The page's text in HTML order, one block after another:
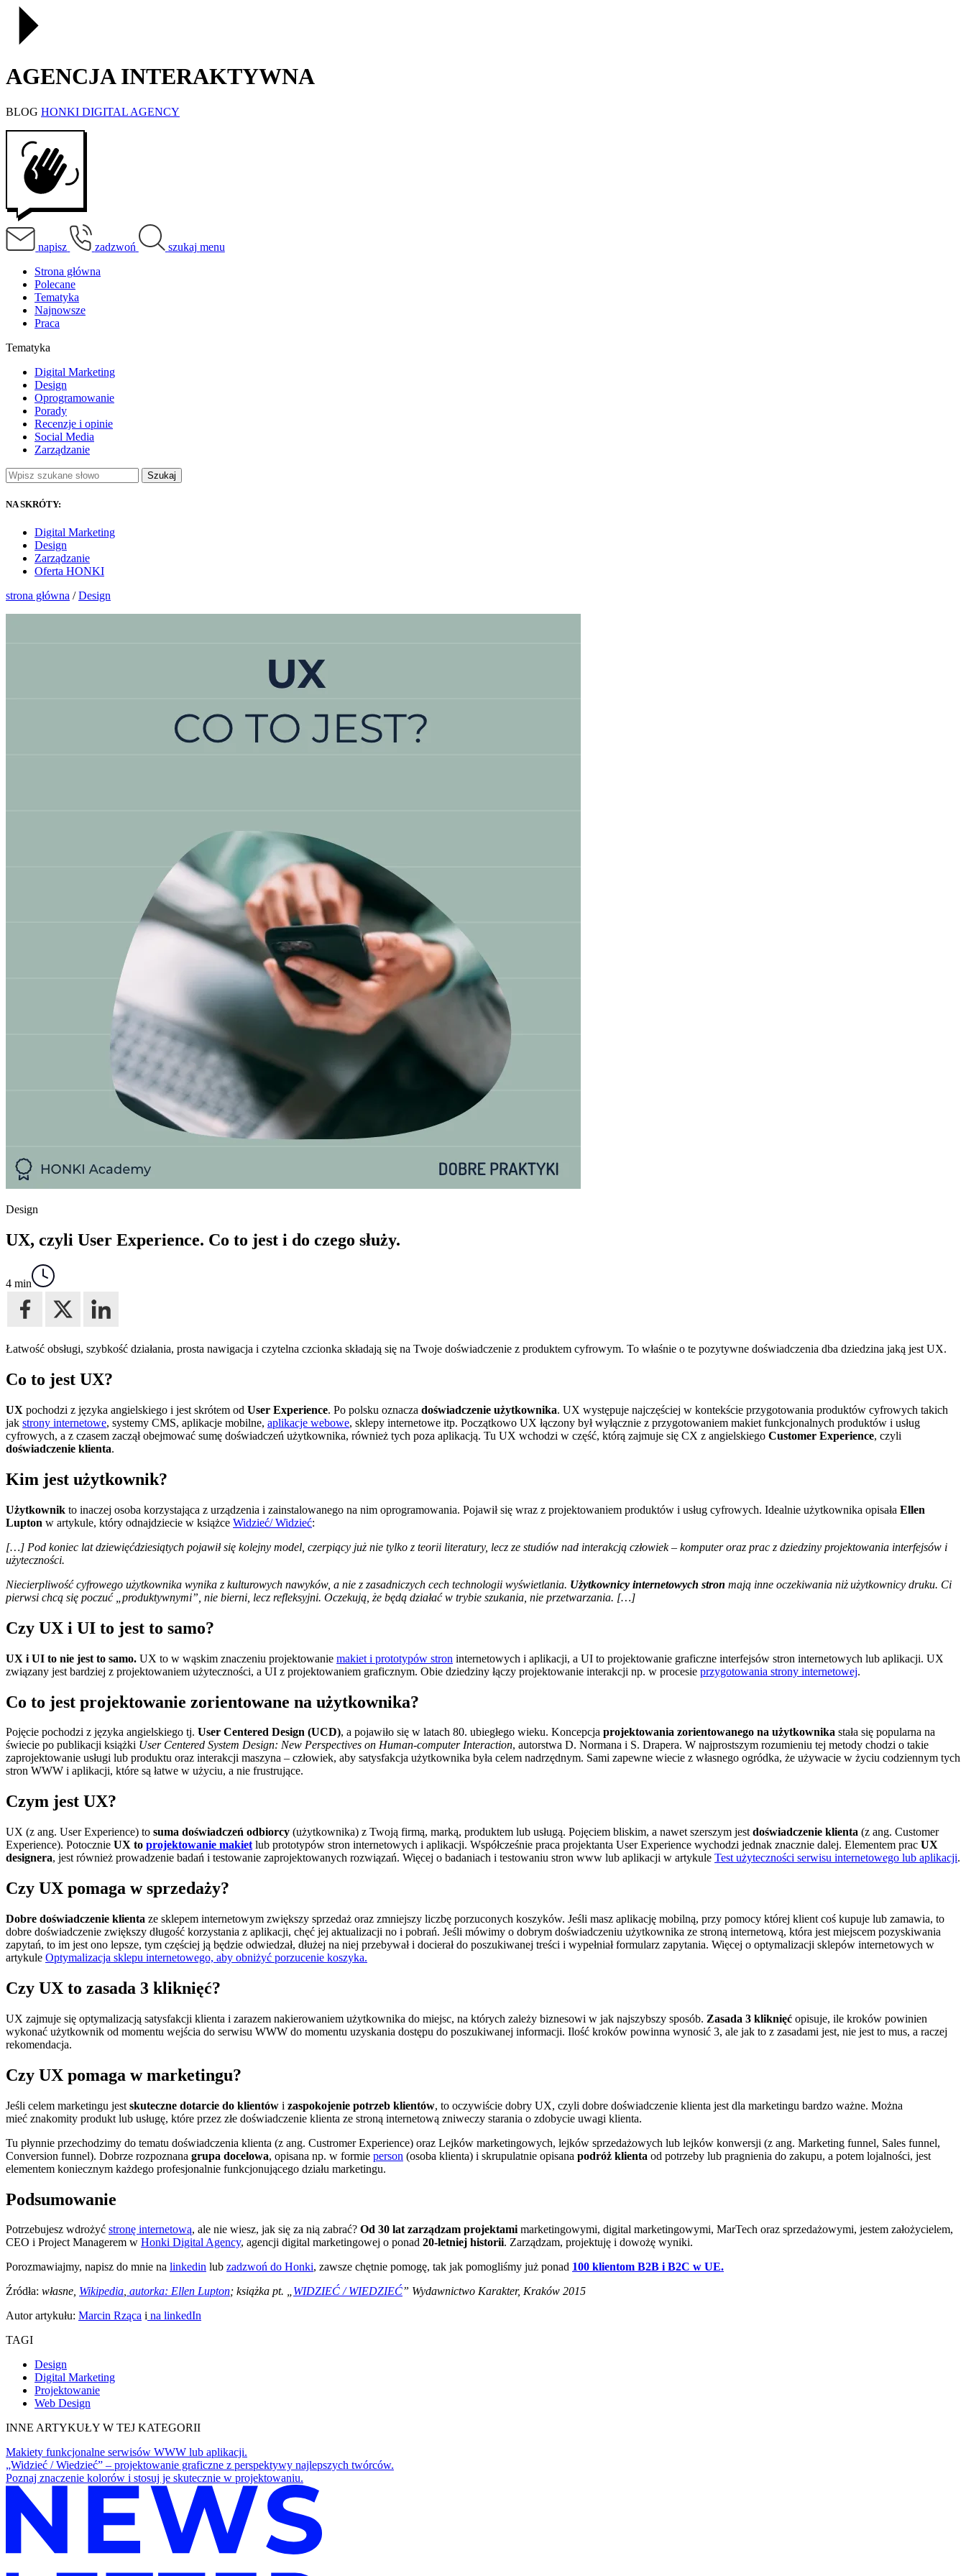
AGENCJA INTERAKTYWNA
BLOG HONKI DIGITAL AGENCY
napisz zadzwoń szukaj menu
Strona główna
Polecane
Tematyka
Najnowsze
Praca
Tematyka
Digital Marketing
Design
Oprogramowanie
Porady
Recenzje i opinie
Social Media
Zarządzanie
Szukaj
NA SKRÓTY:
Digital Marketing
Design
Zarządzanie
Oferta HONKI
strona główna /Design
Design
UX, czyli User Experience. Co to jest i do czego służy.
4 min
Łatwość obsługi, szybkość działania, prosta nawigacja i czytelna czcionka składają się na Twoje doświadczenie z produktem cyfrowym. To właśnie o te pozytywne doświadczenia dba dziedzina jaką jest UX.
Co to jest UX?
UX pochodzi z języka angielskiego i jest skrótem od User Experience. Po polsku oznacza doświadczenie użytkownika. UX występuje najczęściej w kontekście przygotowania produktów cyfrowych takich
jak strony internetowe, systemy CMS, aplikacje mobilne, aplikacje webowe, sklepy internetowe itp. Początkowo UX łączony był wyłącznie z przygotowaniem makiet funkcjonalnych produktów i usług
cyfrowych, a z czasem zaczął obejmować sumę doświadczeń użytkownika, również tych poza aplikacją. Tu UX wchodzi w część, którą zajmuje się CX z angielskiego Customer Experience, czyli
doświadczenie klienta.
Kim jest użytkownik?
Użytkownik to inaczej osoba korzystająca z urządzenia i zainstalowanego na nim oprogramowania. Pojawił się wraz z projektowaniem produktów i usług cyfrowych. Idealnie użytkownika opisała Ellen
Lupton w artykule, który odnajdziecie w książce Widzieć/ Widzieć:
[…] Pod koniec lat dziewięćdziesiątych pojawił się kolejny model, czerpiący już nie tylko z teorii literatury, lecz ze studiów nad interakcją człowiek – komputer oraz prac z dziedziny projektowania interfejsów i
użyteczności.
Niecierpliwość cyfrowego użytkownika wynika z kulturowych nawyków, a nie z zasadniczych cech technologii wyświetlania. Użytkownicy internetowych stron mają inne oczekiwania niż użytkownicy druku. Ci
pierwsi chcą się poczuć „produktywnymi”, nie bierni, lecz refleksyjni. Oczekują, że będą działać w trybie szukania, nie przetwarzania. […]
Czy UX i UI to jest to samo?
UX i UI to nie jest to samo. UX to w wąskim znaczeniu projektowanie makiet i prototypów stron internetowych i aplikacji, a UI to projektowanie graficzne interfejsów stron internetowych lub aplikacji. UX
związany jest bardziej z projektowaniem użyteczności, a UI z projektowaniem graficznym. Obie dziedziny łączy projektowanie interakcji np. w procesie przygotowania strony internetowej.
Co to jest projektowanie zorientowane na użytkownika?
Pojęcie pochodzi z języka angielskiego tj. User Centered Design (UCD), a pojawiło się w latach 80. ubiegłego wieku. Koncepcja projektowania zorientowanego na użytkownika stała się popularna na
świecie po publikacji książki User Centered System Design: New Perspectives on Human-computer Interaction, autorstwa D. Normana i S. Drapera. W najprostszym rozumieniu tej metody chodzi o takie
zaprojektowanie usługi lub produktu oraz interakcji maszyna – człowiek, aby satysfakcja użytkownika była celem nadrzędnym. Sami zapewne wiecie z własnego ogródka, że używacie w życiu codziennym tych
stron WWW i aplikacji, które są łatwe w użyciu, a nie frustrujące.
Czym jest UX?
UX (z ang. User Experience) to suma doświadczeń odbiorcy (użytkownika) z Twoją firmą, marką, produktem lub usługą. Pojęciem bliskim, a nawet szerszym jest doświadczenie klienta (z ang. Customer
Experience). Potocznie UX to projektowanie makiet lub prototypów stron internetowych i aplikacji. Współcześnie praca projektanta User Experience wychodzi jednak znacznie dalej. Elementem prac UX
designera, jest również prowadzenie badań i testowanie zaprojektowanych rozwiązań. Więcej o badaniach i testowaniu stron www lub aplikacji w artykule Test użyteczności serwisu internetowego lub aplikacji.
Czy UX pomaga w sprzedaży?
Dobre doświadczenie klienta ze sklepem internetowym zwiększy sprzedaż oraz zmniejszy liczbę porzuconych koszyków. Jeśli masz aplikację mobilną, przy pomocy której klient coś kupuje lub zamawia, to
dobre doświadczenie zwiększy długość korzystania z aplikacji, chęć jej aktualizacji no i pobrań. Jeśli mówimy o dobrym doświadczeniu użytkownika ze stroną internetową, która jest miejscem pozyskiwania
zapytań, to im jest ono lepsze, tym częściej ją będzie odwiedzał, dłużej na niej przebywał i docierał do poszukiwanej treści i wypełniał formularz zapytania. Więcej o optymalizacji sklepów internetowych w
artykule Optymalizacja sklepu internetowego, aby obniżyć porzucenie koszyka.
Czy UX to zasada 3 kliknięć?
UX zajmuje się optymalizacją satysfakcji klienta i zarazem nakierowaniem użytkownika do miejsc, na których zależy biznesowi w jak najszybszy sposób. Zasada 3 kliknięć opisuje, ile kroków powinien
wykonać użytkownik od momentu wejścia do serwisu WWW do momentu uzyskania dostępu do poszukiwanej informacji. Ilość kroków powinna wynosić 3, ale jak to z zasadami jest, nie jest to mus, a raczej
rekomendacja.
Czy UX pomaga w marketingu?
Jeśli celem marketingu jest skuteczne dotarcie do klientów i zaspokojenie potrzeb klientów, to oczywiście dobry UX, czyli dobre doświadczenie klienta jest dla marketingu bardzo ważne. Można
mieć znakomity produkt lub usługę, które przez złe doświadczenie klienta ze stroną internetową zniweczy starania o zdobycie uwagi klienta.
Tu płynnie przechodzimy do tematu doświadczenia klienta (z ang. Custromer Experience) oraz Lejków marketingowych, lejków sprzedażowych lub lejków konwersji (z ang. Marketing funnel, Sales funnel,
Conversion funnel). Dobrze rozpoznana grupa docelowa, opisana np. w formie person (osoba klienta) i skrupulatnie opisana podróż klienta od potrzeby lub pragnienia do zakupu, a potem lojalności, jest
elementem koniecznym każdego profesjonalnie funkcjonującego działu marketingu.
Podsumowanie
Potrzebujesz wdrożyć stronę internetową, ale nie wiesz, jak się za nią zabrać? Od 30 lat zarządzam projektamimarketingowymi, digital marketingowymi, MarTech oraz sprzedażowymi, jestem założycielem,
CEO i Project Managerem w Honki Digital Agency, agencji digital marketingowej o ponad 20-letniej historii. Zarządzam, projektuję i dowożę wyniki.
Porozmawiajmy, napisz do mnie na linkedin lub zadzwoń do Honki, zawsze chętnie pomogę, tak jak pomogliśmy już ponad 100 klientom B2B i B2C w UE.
Źródła: własne, Wikipedia, autorka: Ellen Lupton; książka pt. „WIDZIEĆ / WIEDZIEĆ” Wydawnictwo Karakter, Kraków 2015
Autor artykułu: Marcin Rząca i na linkedIn
TAGI
Design
Digital Marketing
Projektowanie
Web Design
INNE ARTYKUŁY W TEJ KATEGORII
Makiety funkcjonalne serwisów WWW lub aplikacji.
„Widzieć / Wiedzieć” – projektowanie graficzne z perspektywy najlepszych twórców.
Poznaj znaczenie kolorów i stosuj je skutecznie w projektowaniu.